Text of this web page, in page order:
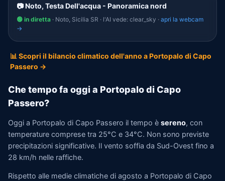
📷 Noto, Testa Dell'acqua - Panoramica nord
🟢 in diretta · Noto, Sicilia SR · l'AI vede: clear_sky · apri la webcam
→
📊 Scopri il bilancio climatico dell'anno a Portopalo di Capo
Passero →
Che tempo fa oggi a Portopalo di Capo
Passero?
Oggi a Portopalo di Capo Passero il tempo è sereno, con
temperature comprese tra 25°C e 34°C. Non sono previste
precipitazioni significative. Il vento soffia da Sud-Ovest fino a
28 km/h nelle raffiche.
Rispetto alle medie climatiche di agosto a Portopalo di Capo